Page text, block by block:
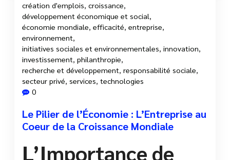
création d'emplois, croissance,
développement économique et social,
économie mondiale, efficacité, entreprise,
environnement,
initiatives sociales et environnementales, innovation,
investissement, philanthropie,
recherche et développement, responsabilité sociale,
secteur privé, services, technologies
0
Le Pilier de l’Économie : L’Entreprise au
Coeur de la Croissance Mondiale
L’Importance de